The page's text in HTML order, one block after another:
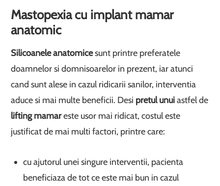
Mastopexia cu implant mamar
anatomic
Silicoanele anatomicesunt printre preferatele
doamnelor si domnisoarelor in prezent, iar atunci
cand sunt alese in cazul ridicarii sanilor, interventia
aduce si mai multe beneficii. Desi pretul unuiastfel de
lifting mamareste usor mai ridicat, costul este
justificat de mai multi factori, printre care:
cu ajutorul unei singure interventii, pacienta
beneficiaza de tot ce este mai bun in cazul